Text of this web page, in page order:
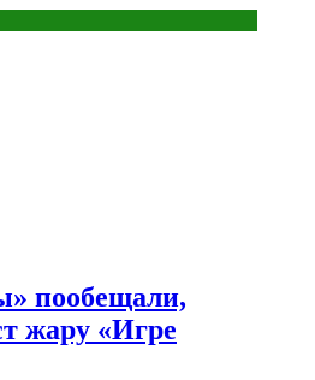
пообещали,
жару «Игре